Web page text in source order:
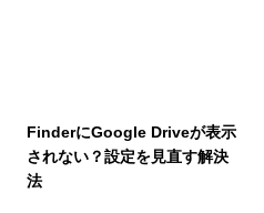
FinderにGoogle Driveが表示
されない？設定を見直す解決
法